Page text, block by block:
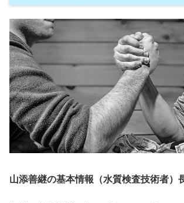
山添善継の基本情報（水質検査技術者）